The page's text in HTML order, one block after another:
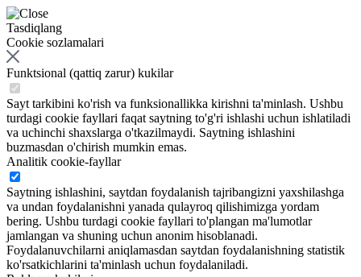
Tasdiqlang
Cookie sozlamalari
Funktsional (qattiq zarur) kukilar
Sayt tarkibini ko'rish va funksionallikka kirishni ta'minlash. Ushbu
turdagi cookie fayllari faqat saytning to'g'ri ishlashi uchun ishlatiladi
va uchinchi shaxslarga o'tkazilmaydi. Saytning ishlashini
buzmasdan o'chirish mumkin emas.
Analitik cookie-fayllar
Saytning ishlashini, saytdan foydalanish tajribangizni yaxshilashga
va undan foydalanishni yanada qulayroq qilishimizga yordam
bering. Ushbu turdagi cookie fayllari to'plangan ma'lumotlar
jamlangan va shuning uchun anonim hisoblanadi.
Foydalanuvchilarni aniqlamasdan saytdan foydalanishning statistik
ko'rsatkichlarini ta'minlash uchun foydalaniladi.